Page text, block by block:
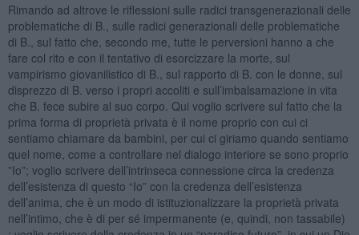
Rimando ad altrove le riflessioni sulle radici transgenerazionali delle
problematiche di B., sulle radici generazionali delle problematiche
di B., sul fatto che, secondo me, tutte le perversioni hanno a che
fare col rito e con il tentativo di esorcizzare la morte, sul
vampirismo giovanilistico di B., sul rapporto di B. con le donne, sul
disprezzo di B. verso i propri accoliti e sull’imbalsamazione in vita
che B. fece subire al suo corpo. Qui voglio scrivere sul fatto che la
prima forma di proprietà privata è il nome proprio con cui ci
sentiamo chiamare da bambini, per cui ci giriamo quando sentiamo
quel nome, come a controllare nel dialogo interiore se sono proprio
”Io”; voglio scrivere dell’intrinseca connessione circa la credenza
dell’esistenza di questo “Io” con la credenza dell’esistenza
dell’anima, che è un modo di istituzionalizzare la proprietà privata
nell’intimo, che è di per sé impermanente (e, quindi, non tassabile)